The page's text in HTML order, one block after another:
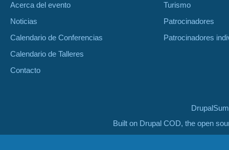
Acerca del evento
Noticias
Calendario de Conferencias
Calendario de Talleres
Contacto
Turismo
Patrocinadores
Patrocinadores
Built on Drupal COD, the open